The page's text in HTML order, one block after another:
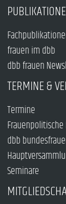
frauen im dbb
dbb frauen
TERMINE &
Termine
dbb
Seminare